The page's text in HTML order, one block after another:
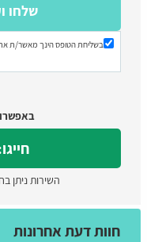
בשליחת הטופס הינך מאשר/ת
חייגו: 077-
השירות ניתן
חוות דעת אחרונות